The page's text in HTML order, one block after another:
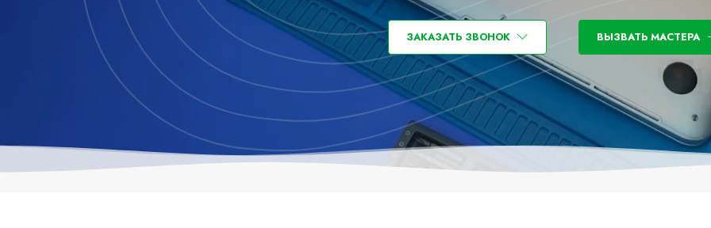
ЗАКАЗАТЬ ЗВОНОК ВЫЗВАТЬ МАСТЕРА